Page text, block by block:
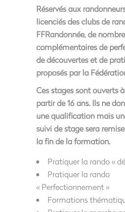
Réservés aux
licenciés des clubs de
FFRandonnée, de
complémentaires de
de découvertes et de
proposés par la
Ces stages sont ouverts
partir de 16 ans. Ils ne
une qualification mais
suivi de stage sera
la fin de la formation.
Pratiquer la rando «
Pratiquer la rando
« Perfectionnement »
Formations